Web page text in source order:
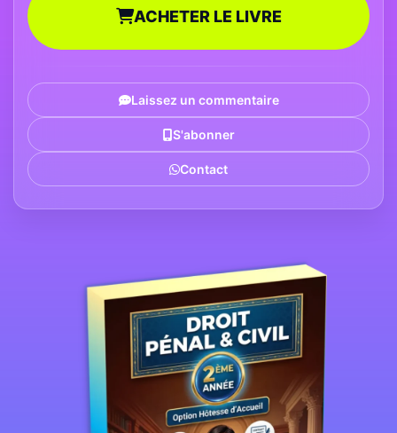
ACHETER LE LIVRE
Laissez un commentaire
S'abonner
Contact